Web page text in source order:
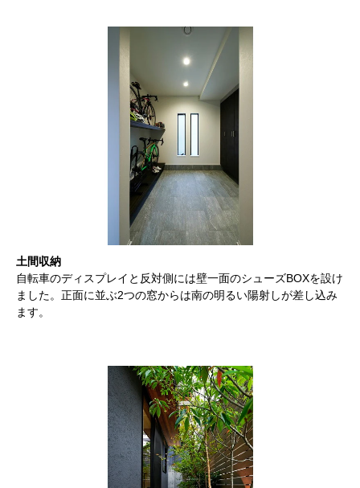
土間収納
自転車のディスプレイと反対側には壁一面のシューズBOXを設け
ました。正面に並ぶ2つの窓からは南の明るい陽射しが差し込み
ます。